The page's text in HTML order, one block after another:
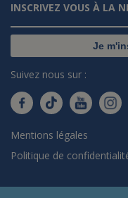
INSCRIVEZ VOUS À LA
Je
Suivez nous sur :
Mentions légales
Politique de